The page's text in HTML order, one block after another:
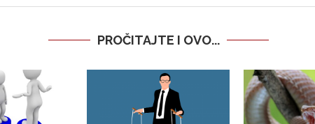
PROČITAJTE I OVO...